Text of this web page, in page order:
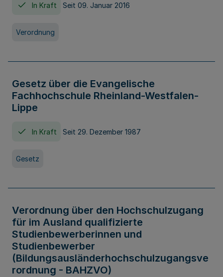
In Kraft Seit 09. Januar 2016
Verordnung
Gesetz über die Evangelische
Fachhochschule Rheinland-Westfalen-
Lippe
In Kraft Seit 29. Dezember 1987
Gesetz
Verordnung über den Hochschulzugang
für im Ausland qualifizierte
Studienbewerberinnen und
Studienbewerber
(Bildungsausländerhochschulzugangsve
rordnung - BAHZVO)